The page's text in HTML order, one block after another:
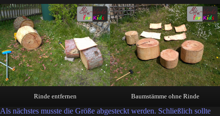
Rinde entfernen Baumstämme ohne Rinde
Als nächstes musste die Größe abgesteckt werden. Schließlich sollte